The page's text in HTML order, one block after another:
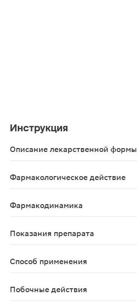
Инструкция
Описание лекарственной формы
Фармакологическое действие
Фармакодинамика
Показания препарата
Способ применения
Побочные действия